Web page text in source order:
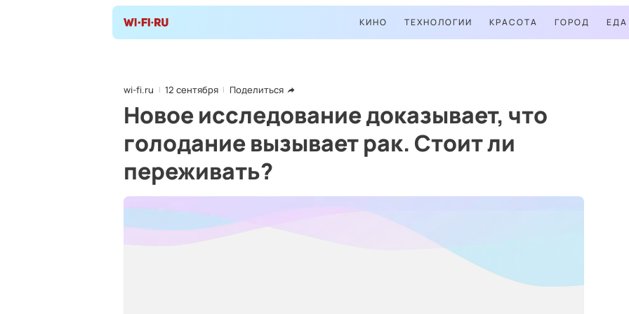
КИНО ТЕХНОЛОГИИ КРАСОТА ГОРОД ЕДА
wi-fi.ru 12 сентября Поделиться
Новое исследование доказывает, что
голодание вызывает рак. Стоит ли
переживать?